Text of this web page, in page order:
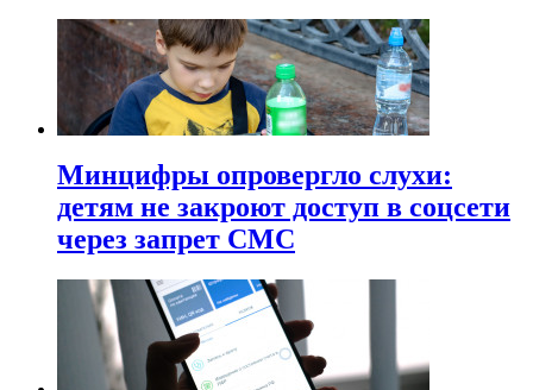
Минцифры опровергло слухи:
детям не закроют доступ в соцсети
через запрет СМС